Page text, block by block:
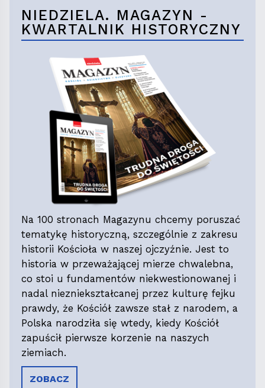
NIEDZIELA. MAGAZYN -
KWARTALNIK HISTORYCZNY
Na 100 stronach Magazynu chcemy poruszać
tematykę historyczną, szczególnie z zakresu
historii Kościoła w naszej ojczyźnie. Jest to
historia w przeważającej mierze chwalebna,
co stoi u fundamentów niekwestionowanej i
nadal niezniekształcanej przez kulturę fejku
prawdy, że Kościół zawsze stał z narodem, a
Polska narodziła się wtedy, kiedy Kościół
zapuścił pierwsze korzenie na naszych
ziemiach.
ZOBACZ